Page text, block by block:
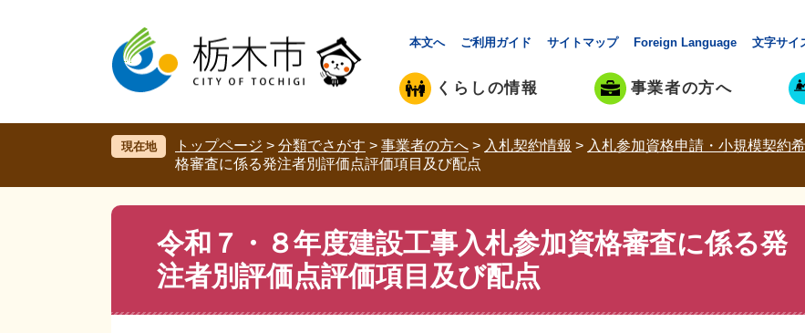
で
ば
本文へ ご利用ガイド サイトマップ Foreign Language 文字サイ
くらしの情報 事業者の方へ
現在地 トップページ > 分類でさがす > 事業者の方へ > 入札契約情報 > 入札参加資格申請・小規模契約
格審査に係る発注者別評価点評価項目及び配点
令和７・８年度建設工事入札参加資格審査に係る発
注者別評価点評価項目及び配点